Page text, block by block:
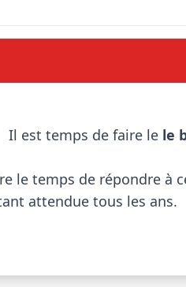
                            Il est temps de faire le
le
le temps de répondre à
tant attendue